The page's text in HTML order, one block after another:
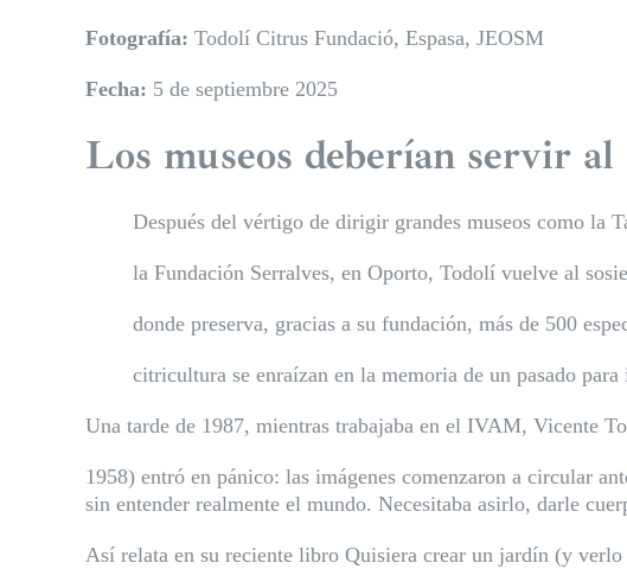
Fotografía: Todolí Citrus Fundació, Espasa, JEOSM
Fecha: 5 de septiembre 2025
Los museos deberían servir
Después del vértigo de dirigir grandes museos como la
la Fundación Serralves, en Oporto, Todolí vuelve al
donde preserva, gracias a su fundación, más de 500
citricultura se enraízan en la memoria de un pasado
Una tarde de 1987, mientras trabajaba en el IVAM, Vicente
1958) entró en pánico: las imágenes comenzaron a circular
sin entender realmente el mundo. Necesitaba asirlo, darle
Así relata en su reciente libro Quisiera crear un jardín (y